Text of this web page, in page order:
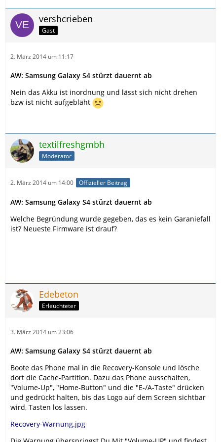
vershcrieben
Gast
2. März 2014 um 11:17
AW: Samsung Galaxy S4 stürzt dauernt ab
Nein das Akku ist inordnung und lässt sich nicht drehen
bzw ist nicht aufgebläht
textilfreshgmbh
Moderator
2. März 2014 um 14:00 Offizieller Beitrag
AW: Samsung Galaxy S4 stürzt dauernt ab
Welche Begründung wurde gegeben, das es kein Garaniefall
ist? Neueste Firmware ist drauf?
Edebeton
Erleuchteter
3. März 2014 um 23:06
AW: Samsung Galaxy S4 stürzt dauernt ab
Boote das Phone mal in die Recovery-Konsole und lösche
dort die Cache-Partition. Dazu das Phone ausschalten,
"Volume-Up", "Home-Button" und die "E-/A-Taste" drücken
und gedrückt halten, bis das Logo auf dem Screen sichtbar
wird, Tasten los lassen.
Recovery-Warnung.jpg